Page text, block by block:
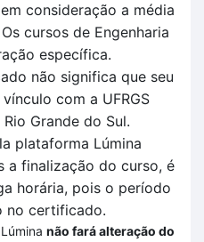
consideração a média
s cursos de Engenharia
específica.
não significa que seu
com a UFRGS
Grande do Sul.
plataforma Lúmina
a finalização do curso, é
horária, pois o período
no certificado.
não fará alteração do